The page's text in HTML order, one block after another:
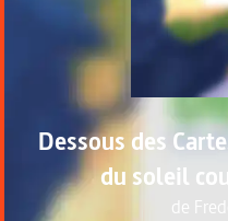
Dessous des
du soleil
de